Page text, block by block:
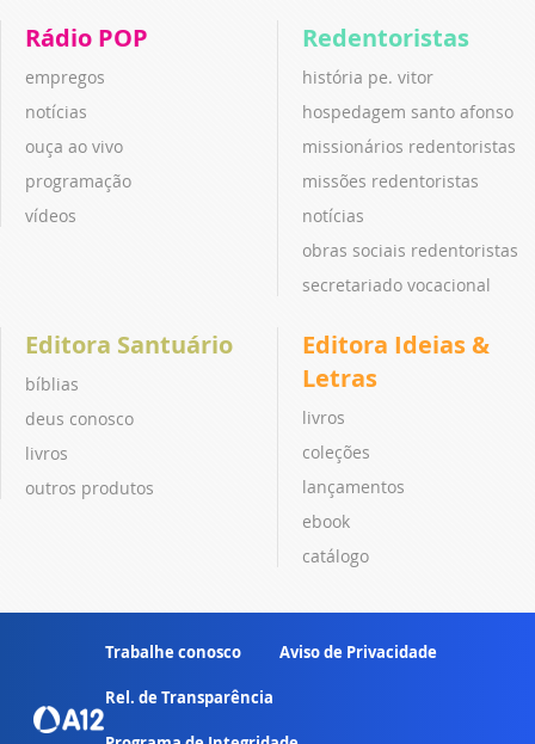
Rádio POP
empregos
notícias
ouça ao vivo
programação
vídeos
Redentoristas
história pe. vitor
hospedagem santo afonso
missionários redentoristas
missões redentoristas
notícias
obras sociais redentoristas
secretariado vocacional
Editora Santuário
bíblias
deus conosco
livros
outros produtos
Editora Ideias &
Letras
livros
coleções
lançamentos
ebook
catálogo
Trabalhe conosco Aviso de Privacidade
Rel. de Transparência